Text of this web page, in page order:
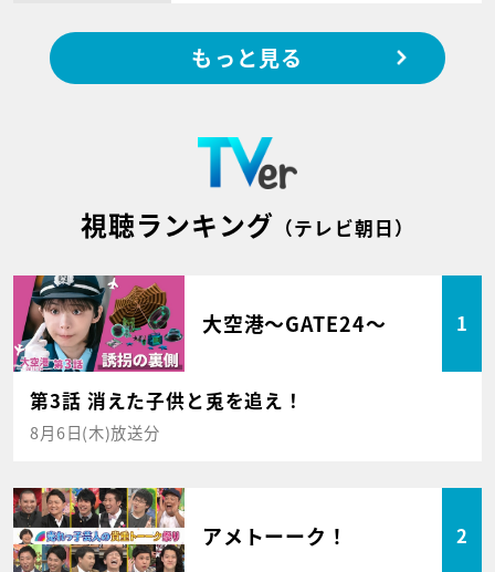
もっと見る
視聴ランキング （テレビ朝日）
大空港～GATE24～ 1
第3話 消えた子供と兎を追え！
8月6日(木)放送分
アメトーーク！ 2